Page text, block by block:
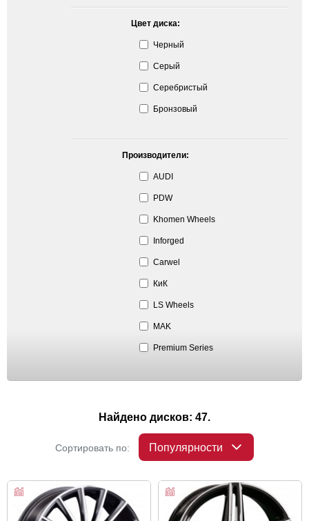
Цвет диска:
Черный
Серый
Серебристый
Бронзовый
Производители:
AUDI
PDW
Khomen Wheels
Inforged
Carwel
КиК
LS Wheels
MAK
Premium Series
Найдено дисков: 47.
Сортировать по: Популярности